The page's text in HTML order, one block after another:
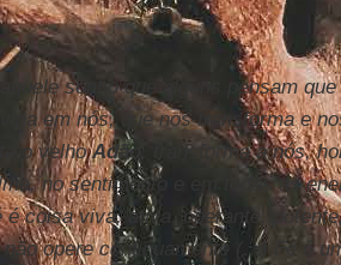
sonho que alguns pensam
em nós, que nos transforma e
o velhoAdão
, transforma a nós,
no sentimento e em todas as
coisa viva, ativa, operante,
opere continuamente (...) Fé é